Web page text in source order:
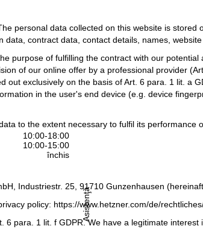
10:00-18:00
10:00-15:00
închis
Asistenţă
personal data collected on this website is
data, contract data, contact details, names,
purpose of fulfilling the contract with our
of our online offer by a professional provider
out exclusively on the basis of Art. 6 para. 1 lit. a
in the user's end device (e.g. device
to the extent necessary to fulfil its
Industriestr. 25, 91710 Gunzenhausen
policy: https://www.hetzner.com/de/
6 para. 1 lit. f GDPR. We have a legitimate